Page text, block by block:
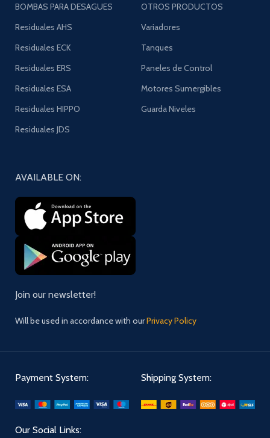
BOMBAS PARA DESAGUES
Residuales AHS
Residuales ECK
Residuales ERS
Residuales ESA
Residuales HIPPO
Residuales JDS
OTROS PRODUCTOS
Variadores
Tanques
Paneles de Control
Motores Sumergibles
Guarda Niveles
AVAILABLE ON:
Join our newsletter!
Will be used in accordance with ourPrivacy Policy
Payment System: Shipping System:
Our Social Links: